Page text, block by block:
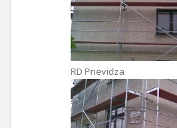
RD Prievidza